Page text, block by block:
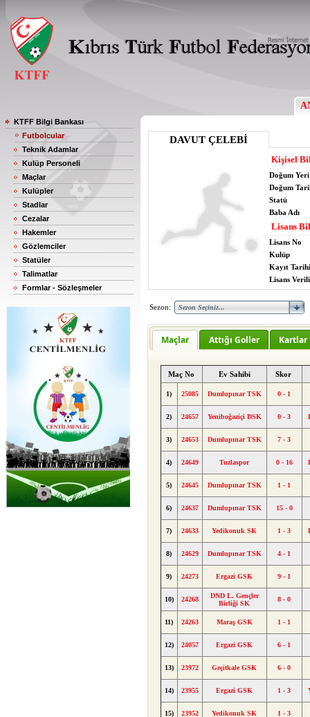
KTFF Bilgi Bankası
Futbolcular
Teknik Adamlar
Kulüp Personeli
Maçlar
Kulüpler
Stadlar
Cezalar
Hakemler
Gözlemciler
Statüler
Talimatlar
Formlar - Sözleşmeler
DAVUT ÇELEBİ
Kişisel
Doğum Yeri
Doğum
Statü
Baba Adı
Lisans
Lisans No
Kulüp
Kayıt Tarihi
Lisans
Sezon:
Maçlar Attığı Goller Kartlar
Maç No Ev Sahibi Skor
1) 25085 Dumlupınar TSK 0 - 1
2) 24657 Yeniboğaziçi DSK 0 - 3
3) 24653 Dumlupınar TSK 7 - 3
4) 24649 Tuzlaspor 0 - 16
5) 24645 Dumlupınar TSK 1 - 1
6) 24637 Dumlupınar TSK 15 - 0
7) 24633 Yedikonuk SK 1 - 3
8) 24629 Dumlupınar TSK 4 - 1
9) 24273 Ergazi GSK 9 - 1
10) 24268
DND L. Gençler
Birliği SK
8 - 0
11) 24263 Maraş GSK 1 - 1
12) 24057 Ergazi GSK 6 - 1
13) 23972 Geçitkale GSK 6 - 0
14) 23955 Ergazi GSK 1 - 3
15) 23952 Yedikonuk SK 1 - 3